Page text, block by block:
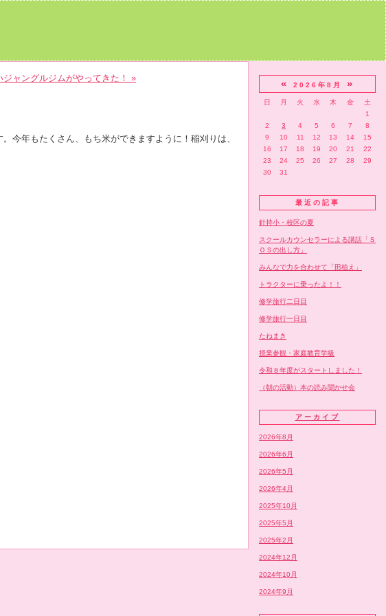
ジャングルジムがやってきた！ »
今年もたくさん、もち米ができますように！稲刈りは、
« 2026年8月 »
日 月 火 水 木 金
土
1
2
3 4 5 6 7
8
9
10 11 12 13 14
15
16
17 18 19 20 21
22
23
24 25 26 27 28
29
30
31
最近の記事
針持小・校区の夏
スクールカウンセラーによる講話「Ｓ
ＯＳの出し方」
みんなで力を合わせて「田植え」
トラクターに乗ったよ！！
修学旅行二日目
修学旅行一日目
たねまき
授業参観・家庭教育学級
令和８年度がスタートしました！
（朝の活動）本の読み聞かせ会
アーカイブ
2026年8月
2026年6月
2026年5月
2026年4月
2025年10月
2025年5月
2025年2月
2024年12月
2024年10月
2024年9月